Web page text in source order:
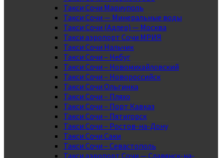
Такси Сочи Мариуполь
Такси Сочи — Минеральные воды
Такси Сочи (Адлер) — Москва
Такси аэропорт Сочи МРИЯ
Такси Сочи Нальчик
Такси Сочи – Небуг
Такси Сочи – Новомихайловский
Такси Сочи – Новороссийск
Такси Сочи Ольгинка
Такси Сочи – Пляхо
Такси Сочи – Порт Кавказ
Такси Сочи – Пятигорск
Такси Сочи – Ростов-на-Дону
Такси Сочи Саки
Такси Сочи – Севастополь
Такси аэропорт Сочи — Славянск-на-